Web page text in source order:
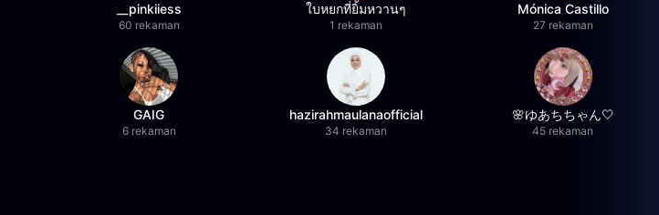
__pinkiiess
60 rekaman
ใบหยกที่ยิ้มหวานๆ
1 rekaman
Mónica Castillo
27 rekaman
GAIG
6 rekaman
hazirahmaulanaofficial
34 rekaman
🌸ゆあちちゃん🤍
45 rekaman